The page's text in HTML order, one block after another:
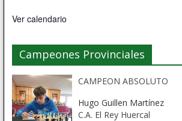
Ver calendario
Campeones Provinciales
CAMPEON ABSOLUTO
Hugo Guillen Martínez
C.A. El Rey Huercal